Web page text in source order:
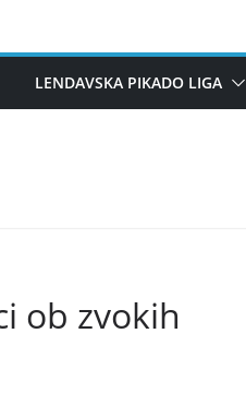
LENDAVSKA PIKADO LIGA
ob zvokih